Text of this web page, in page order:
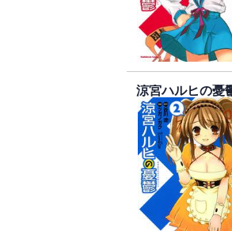
涼宮ハルヒの憂